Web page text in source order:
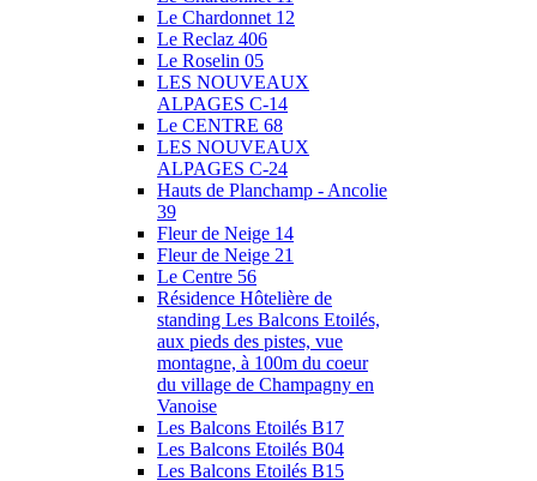
Le Chardonnet 12
Le Reclaz 406
Le Roselin 05
LES NOUVEAUX
ALPAGES C-14
Le CENTRE 68
LES NOUVEAUX
ALPAGES C-24
Hauts de Planchamp - Ancolie
39
Fleur de Neige 14
Fleur de Neige 21
Le Centre 56
Résidence Hôtelière de
standing Les Balcons Etoilés,
aux pieds des pistes, vue
montagne, à 100m du coeur
du village de Champagny en
Vanoise
Les Balcons Etoilés B17
Les Balcons Etoilés B04
Les Balcons Etoilés B15